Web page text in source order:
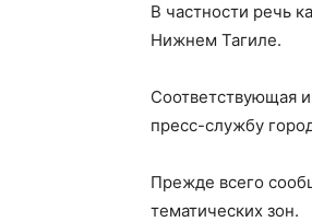
В частности речь
Нижнем Тагиле.
Соответствующая
пресс-службу
Прежде всего
тематических зон.